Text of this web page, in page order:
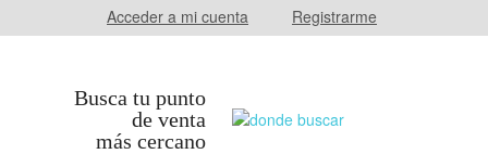
Acceder a mi cuenta Registrarme
Busca tu punto
de venta
más cercano